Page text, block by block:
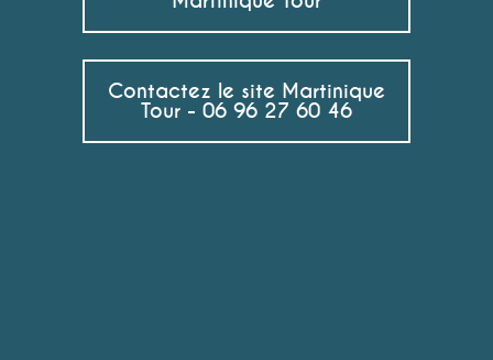
Contactez le site Martinique
Tour - 06 96 27 60 46